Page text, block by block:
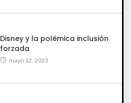
Disney y la polémica inclusión
forzada
mayo 12, 2023